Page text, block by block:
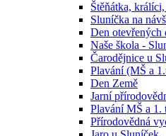
Štěňátka,
Sluníčka na
Den otevřených
Naše škola -
Čarodějnice u
Plavání (MŠ a
Den Země
Jarní
Plavání MŠ a 1.
Přírodovědná